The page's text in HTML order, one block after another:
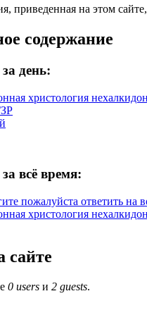
приведенная на этом
содержание
день:
христология
всё время:
пожалуйста ответить на
христология
сайте
0 users и 2 guests.